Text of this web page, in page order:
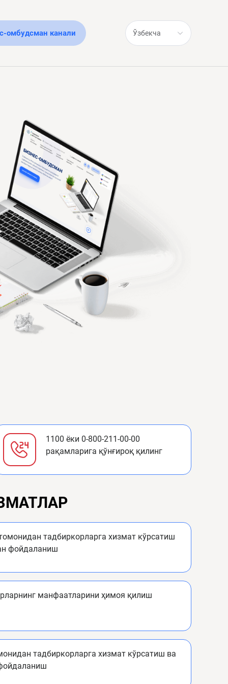
омбудсман канали
1100 ёки 0-800-211-00-00
рақамларига қўнғироқ қилинг
тадбиркорларга хизмат кўрсатиш
фойдаланиш
манфаатларини ҳимоя қилиш
тадбиркорларга хизмат кўрсатиш ва